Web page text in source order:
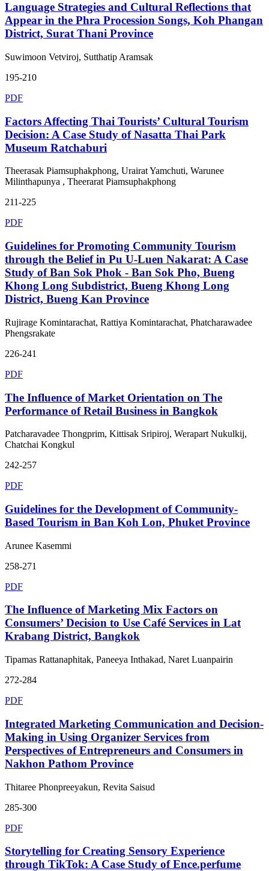
Language Strategies and Cultural Reflections that
Appear in the Phra Procession Songs, Koh Phangan
District, Surat Thani Province
Suwimoon Vetviroj, Sutthatip Aramsak
195-210
PDF
Factors Affecting Thai Tourists’ Cultural Tourism
Decision: A Case Study of Nasatta Thai Park
Museum Ratchaburi
Theerasak Piamsuphakphong, Urairat Yamchuti, Warunee
Milinthapunya , Theerarat Piamsuphakphong
211-225
PDF
Guidelines for Promoting Community Tourism
through the Belief in Pu U-Luen Nakarat: A Case
Study of Ban Sok Phok - Ban Sok Pho, Bueng
Khong Long Subdistrict, Bueng Khong Long
District, Bueng Kan Province
Rujirage Komintarachat, Rattiya Komintarachat, Phatcharawadee
Phengsrakate
226-241
PDF
The Influence of Market Orientation on The
Performance of Retail Business in Bangkok
Patcharavadee Thongprim, Kittisak Sripiroj, Werapart Nukulkij,
Chatchai Kongkul
242-257
PDF
Guidelines for the Development of Community-
Based Tourism in Ban Koh Lon, Phuket Province
Arunee Kasemmi
258-271
PDF
The Influence of Marketing Mix Factors on
Consumers’ Decision to Use Café Services in Lat
Krabang District, Bangkok
Tipamas Rattanaphitak, Paneeya Inthakad, Naret Luanpairin
272-284
PDF
Integrated Marketing Communication and Decision-
Making in Using Organizer Services from
Perspectives of Entrepreneurs and Consumers in
Nakhon Pathom Province
Thitaree Phonpreeyakun, Revita Saisud
285-300
PDF
Storytelling for Creating Sensory Experience
through TikTok: A Case Study of Ence.perfume